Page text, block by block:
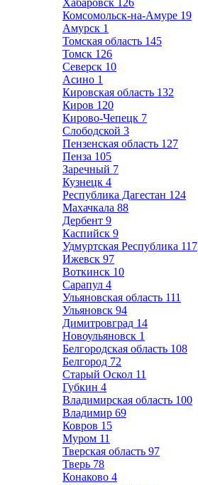
Хабаровск 126
Комсомольск-на-Амуре 19
Амурск 1
Томская область 145
Томск 126
Северск 10
Асино 1
Кировская область 132
Киров 120
Кирово-Чепецк 7
Слободской 3
Пензенская область 127
Пенза 105
Заречный 7
Кузнецк 4
Республика Дагестан 124
Махачкала 88
Дербент 9
Каспийск 9
Удмуртская Республика 117
Ижевск 97
Воткинск 10
Сарапул 4
Ульяновская область 111
Ульяновск 94
Димитровград 14
Новоульяновск 1
Белгородская область 108
Белгород 72
Старый Оскол 11
Губкин 4
Владимирская область 100
Владимир 69
Ковров 15
Муром 11
Тверская область 97
Тверь 78
Конаково 4